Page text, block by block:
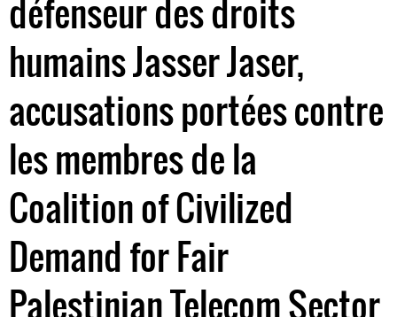
défenseur des droits
humains Jasser Jaser,
accusations portées contre
les membres de la
Coalition of Civilized
Demand for Fair
Palestinian Telecom Sector